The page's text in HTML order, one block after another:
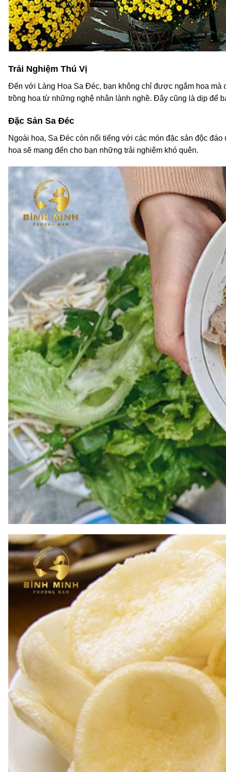
Trải Nghiệm Thú Vị
Đến với Làng Hoa Sa Đéc, bạn không chỉ được ngắm hoa mà
trồng hoa từ những nghệ nhân lành nghề. Đây cũng là dịp để
Đặc Sản Sa Đéc
Ngoài hoa, Sa Đéc còn nổi tiếng với các món đặc sản độc
hoa sẽ mang đến cho bạn những trải nghiệm khó quên.